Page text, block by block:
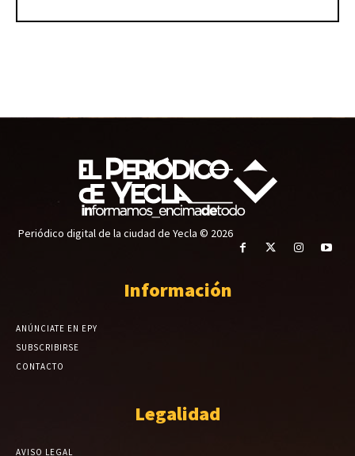
Periódico digital de la ciudad de Yecla © 2026
Información
ANÚNCIATE EN EPY
SUBSCRIBIRSE
CONTACTO
Legalidad
AVISO LEGAL